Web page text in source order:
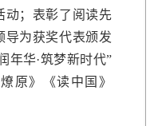
动；表彰了阅读先
导为获奖代表颁发
年华·筑梦新时代”
原》《读中国》